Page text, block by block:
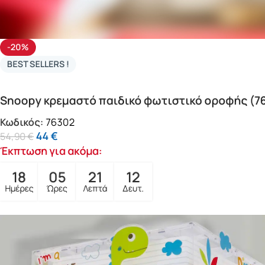
-20%
BEST SELLERS !
Snoopy κρεμαστό παιδικό φωτιστικό οροφής
Κωδικός: 76302
54,90€44€
Έκπτωση για ακόμα:
18
Ημέρες
05
Ώρες
21
Λεπτά
10
Δευτ.